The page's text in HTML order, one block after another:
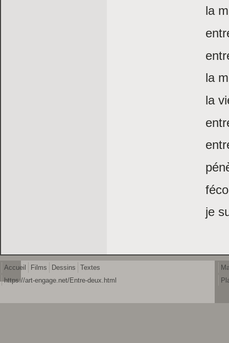
la
la
la
je
Accueil Films Dessins
Textes
https://art-engage.net/Entre-deux.html